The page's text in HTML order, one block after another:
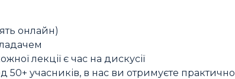
онлайн)
лекції є час на дискусії
учасників, в нас ви отримуєте практично